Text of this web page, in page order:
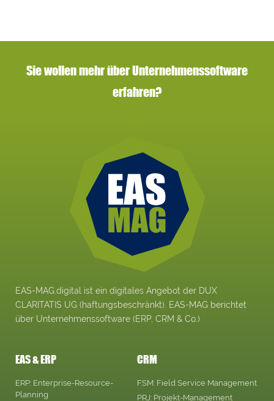
Sie wollen mehr über Unternehmenssoftware
erfahren?
EAS-MAG.digital ist ein digitales Angebot der DUX
CLARITATIS UG (haftungsbeschränkt). EAS-MAG berichtet
über Unternehmenssoftware (ERP, CRM & Co.)
EAS & ERP
ERP: Enterprise-Resource-
Planning
CRM
FSM: Field Service Management
PRJ: Projekt-Management